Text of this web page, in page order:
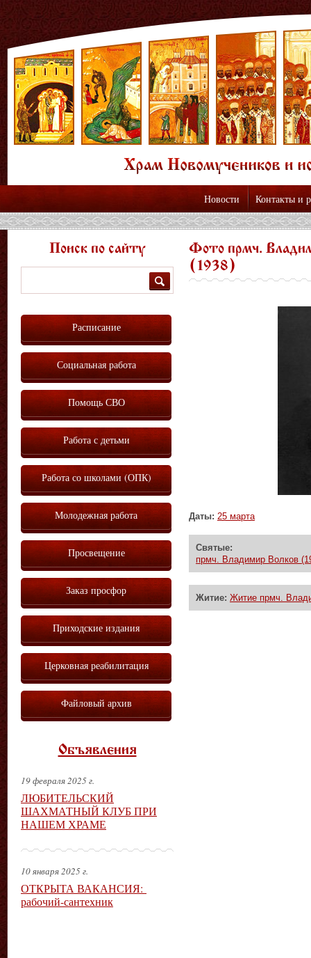
Новости Контакты и
Фото прмч.
(1938)
Даты: 25 марта
Святые:
прмч. Владимир Волков
Житие: Житие прмч.
Поиск по сайту
Расписание
Социальная работа
Помощь СВО
Работа с детьми
Работа со школами (ОПК)
Молодежная работа
Просвещение
Заказ просфор
Приходские издания
Церковная реабилитация
Файловый архив
Объявления
19 февраля 2025 г.
ЛЮБИТЕЛЬСКИЙ
ШАХМАТНЫЙ КЛУБ ПРИ
НАШЕМ ХРАМЕ
10 января 2025 г.
ОТКРЫТА ВАКАНСИЯ:
рабочий-сантехник